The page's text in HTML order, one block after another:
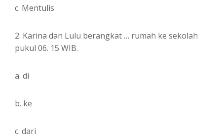
c. Mentulis
2. Karina dan Lulu berangkat … rumah ke sekolah
pukul 06. 15 WIB.
a. di
b. ke
c. dari